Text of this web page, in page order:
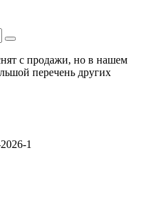
с продажи, но в нашем
перечень других
1